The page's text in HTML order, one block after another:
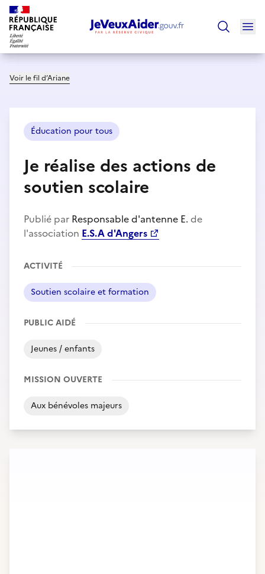
Voir le fil d’Ariane
Éducation pour tous
Je réalise des actions de
soutien scolaire
Publié par Responsable d'antenne E. de
l'association E.S.A d'Angers
ACTIVITÉ
Soutien scolaire et formation
PUBLIC AIDÉ
Jeunes / enfants
MISSION OUVERTE
Aux bénévoles majeurs